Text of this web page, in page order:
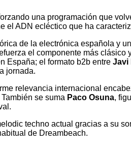
una programación que
el ADN ecléctico que ha
de la electrónica española y
el componente más
España; el formato b2b entre Javi
jornada.
relevancia internacional
se suma Paco Osuna,
techno actual gracias a su
de Dreambeach.